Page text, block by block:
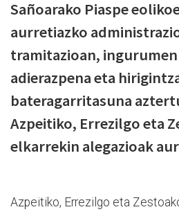
Sañoarako Piaspe
aurretiazko
tramitazioan,
adierazpena eta
bateragarritasuna
Azpeitiko, Errezilgo eta
elkarrekin alegazioak
Azpeitiko, Errezilgo eta